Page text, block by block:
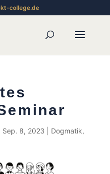
college.de
Sep. 8, 2023 Dogmatik,